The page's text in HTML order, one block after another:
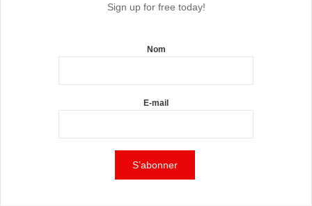
Sign up for free today!
Nom
E-mail